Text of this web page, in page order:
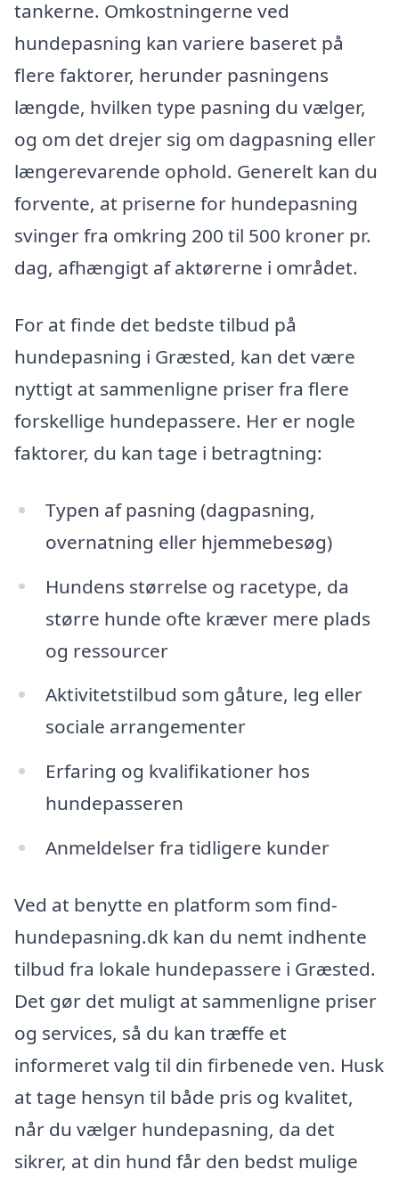
tankerne. Omkostningerne ved
hundepasning kan variere baseret på
flere faktorer, herunder pasningens
længde, hvilken type pasning du vælger,
og om det drejer sig om dagpasning eller
længerevarende ophold. Generelt kan du
forvente, at priserne for hundepasning
svinger fra omkring 200 til 500 kroner pr.
dag, afhængigt af aktørerne i området.
For at finde det bedste tilbud på
hundepasning i Græsted, kan det være
nyttigt at sammenligne priser fra flere
forskellige hundepassere. Her er nogle
faktorer, du kan tage i betragtning:
Typen af pasning (dagpasning,
overnatning eller hjemmebesøg)
Hundens størrelse og racetype, da
større hunde ofte kræver mere plads
og ressourcer
Aktivitetstilbud som gåture, leg eller
sociale arrangementer
Erfaring og kvalifikationer hos
hundepasseren
Anmeldelser fra tidligere kunder
Ved at benytte en platform som find-
hundepasning.dk kan du nemt indhente
tilbud fra lokale hundepassere i Græsted.
Det gør det muligt at sammenligne priser
og services, så du kan træffe et
informeret valg til din firbenede ven. Husk
at tage hensyn til både pris og kvalitet,
når du vælger hundepasning, da det
sikrer, at din hund får den bedst mulige